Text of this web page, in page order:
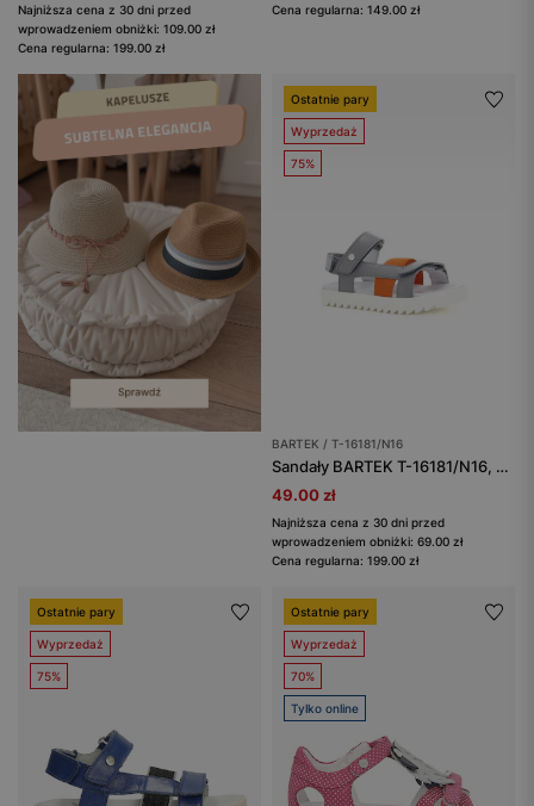
Najniższa cena z 30 dni przed
wprowadzeniem obniżki: 109.00 zł
Cena regularna: 199.00 zł
Cena regularna: 149.00 zł
Ostatnie pary
Wyprzedaż
75%
BARTEK / T-16181/N16
Sandały BARTEK T-16181/N16, dla dziewcząt, szary
49.00 zł
Najniższa cena z 30 dni przed
wprowadzeniem obniżki: 69.00 zł
Cena regularna: 199.00 zł
Ostatnie pary
Wyprzedaż
75%
Ostatnie pary
Wyprzedaż
70%
Tylko online